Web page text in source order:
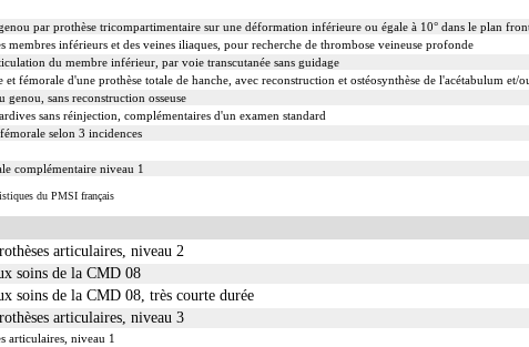
par prothèse tricompartimentaire sur une déformation inférieure ou égale à 10° dans le plan
membres inférieurs et des veines iliaques, pour recherche de thrombose veineuse profonde
du membre inférieur, par voie transcutanée sans guidage
et fémorale d'une prothèse totale de hanche, avec reconstruction et ostéosynthèse de l'acétabulum et/
genou, sans reconstruction osseuse
sans réinjection, complémentaires d'un examen standard
selon 3 incidences
complémentaire niveau 1
du PMSI français
articulaires, niveau 2
soins de la CMD 08
soins de la CMD 08, très courte durée
articulaires, niveau 3
articulaires, niveau 1